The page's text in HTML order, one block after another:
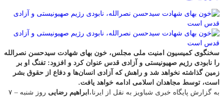
سخنگوی کمیسیون امنیت ملی مجلس، خون بهای شهادت سیدحسن نصرالله
را نابودی رژیم صهیونیستی و آزادی قدس عنوان کرد و افزود: تفنگ او بر
زمین گذاشته نخواهد شد و راهش که آزادی انسان‌ها و دفاع از حقوق بشر
است، توسط مجاهدان اسلامی ادامه خواهد یافت.
به گزارش پایگاه خبری شباویز به نقل از ایرنا، ابراهیم رضایی
روز شنبه – ۷